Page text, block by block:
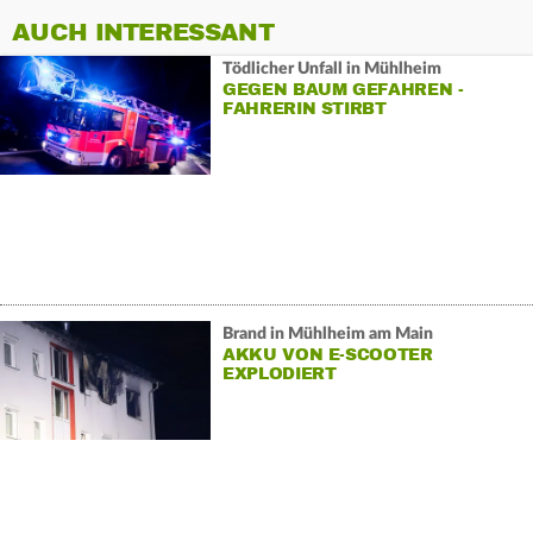
AUCH INTERESSANT
Tödlicher Unfall in Mühlheim
GEGEN BAUM GEFAHREN -
FAHRERIN STIRBT
Brand in Mühlheim am Main
AKKU VON E-SCOOTER
EXPLODIERT